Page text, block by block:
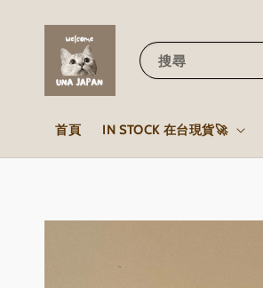
搜尋
首頁 IN STOCK 在台現貨🚀